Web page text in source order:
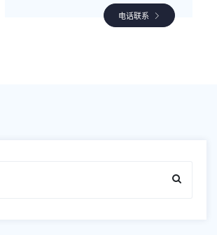
电话联系